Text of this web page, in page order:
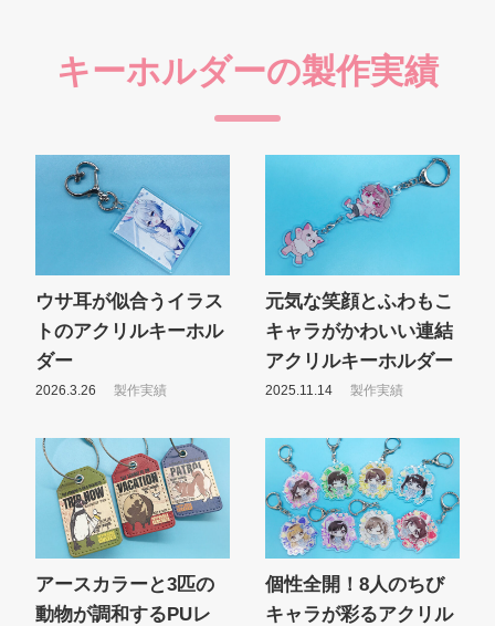
キーホルダーの製作実績
ウサ耳が似合うイラス
トのアクリルキーホル
ダー
2026.3.26 製作実績
元気な笑顔とふわもこ
キャラがかわいい連結
アクリルキーホルダー
2025.11.14 製作実績
アースカラーと3匹の
動物が調和するPUレ
個性全開！8人のちび
キャラが彩るアクリル